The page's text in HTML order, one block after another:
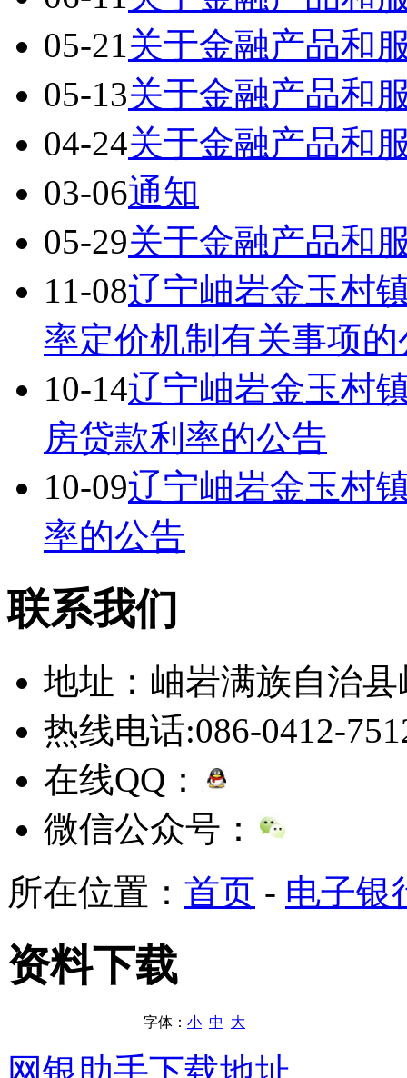
05-21关于金融产品和
05-13关于金融产品和
04-24关于金融产品和
03-06通知
05-29关于金融产品和
11-08辽宁岫岩金玉村
率定价机制有关事项的
10-14辽宁岫岩金玉村
房贷款利率的公告
10-09辽宁岫岩金玉村
率的公告
联系我们
地址：岫岩满族自治
热线电话:086-0412-
在线QQ：
微信公众号：
所在位置： 首页 - 电子银
资料下载
字体： 小 中 大